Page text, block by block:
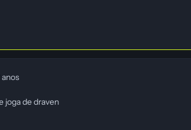
anos
joga de draven